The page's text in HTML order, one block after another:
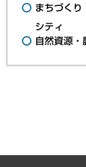
まちづくり
シティ
自然資源・